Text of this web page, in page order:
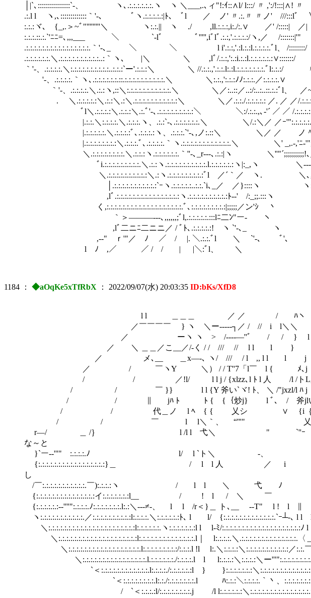
│|`､::::::::::::::::`-、 ヽ､.:.:.:.:.:.:.ヽ ヽ ＼___,.､ィ"!:ｲ::∧l/ l:::/ 〃
.:.l l ヽ,､:::::::::::::｀'-､ ﾞヽ.:.:.:.:.:|ﾄ､ ﾞl ／ ノ' 〃
:.:.:ヾ､ {_,.＞~ﾞ"'''''''''＼ ヽ:.:.|| ヽ ./ ,ll.:.:.:,i:./:.∨ ／'
:.:.:.::.:.`'ﾆﾆ=､,,,___ ＼ `-lﾞ ￣ﾞ''''',iﾞlﾞ.:.:,'.:.:.:.:/ヽ,／ /
.:.:.:.:.:.:.:.:.:.:.:.:.:.:.:.:.｀'‐､_ ＼ ＼ l i'.:.:,'.:l.:.:l.:.:.:.:.ﾞl、 /
.:.:.:.:.:.:.＼.:.:.:.:.:.:.:.:.:.:..:｀ヽ､ |＼ ＼ ,lﾞ/
｀'-、.:.:.:.:.＼:.:.:.:.:.:.:.:.:.:..:.:.:`ー'.:.:.:＼ ＼ //.:.:.,'.:.:.l:.:l.:.:.:.:.:.:.:.ﾞl:.:.:/
'-、.:.:.:.:.｀ヽ､.:.:.:.:.:.:.::.:.:.:.:.:.:.:.:.:.:.＼ ＼:.:.,':.:.:ﾉﾉ:.:.:.／:.:.:.:.∨
｀'-、.:.:.:.:.＼.:.:ヽ,::＼:.:.:.:.:.:.:.:.:.:.:.＼ ＼／:..::／..:/:..:..::.:.:ﾞl、 ／~i
. ＼.:.:.:.:.:＼.:.:＼.:＼.:.:.:.:.:.:.:.:.:.:.:＼ ＼／.:.:./.:.:.:.:.: ／. ／ ／/
ﾞl＼.:.:.:.:＼.:.:.:＼.:.ﾞ'‐､.:.:.:.:.:.:.:.:.:＼ ＼:/.:.:.,､-'´ ／ ／ /.:.:.:.:.
|.:.:.＼:.:.:.:.＼.:.:.:.ヽ、.:.:`‐､.:.:.:.:.:.:.＼ ＼/.:＼／ ／ｰ'":.:.:.:.:.
|.:.:.:.:.:.＼.:.:.:.:ﾞ､.:.:.:.:ヽ、.:.:.:.`'‐､,ノ:.::＼ ＼／ ／ ノ＾
|.:.:.:.:.:.:.:.:＼.:.:.:.ﾞ､.:.:.:.:.｀ヽ.:.:.:.:.:.:.:.:.:.:.:.:.＼ ＼
＼.:.:.:.:.:.:.:.:.＼.:.:.:ヽ.:.:.:.:.:.:.｀''‐､_r‐‐‐､.:.:|ヽ
ﾞi.:.:.:.:.:.:.:.:.:.＼.:.:ヽ.:.:.:.:.:.:.:.:.:.:.l.:.:.:.:.:.:ヽ|:_,ヽ
＼.:.:.:.:.:.:.:.:.:.:＼.:ヽ.:.:.:.:.:.:.:.:.:ﾞl ／´｀／ ヽ. ＼､, _,.
│.:.:.:.:.:.:.:.:.:.:.:`ｰヽ.:.:.:.:.:..:.:.`i､_／ ／}::::ヽ ヽ
,lﾞ.:.:.:.:.:.:.:.:.:.:.:.:.:.:.:.:ヽ.:.:.:.:.:.:.:.:.:.:ﾄ--' /:_;;.:::ヽ
く,:.:.:.:.:.:.:.:.:.:.:.:.:.:.:.:.:.:.:.ﾞ､:.:.:.:.:.:.:.:.:|;;;;;／ン'ｼ
｀＞―――---､,,,,,,;ﾞl,.:.:.:.:.:.:::lﾆ二ﾝ"ー-
,lﾞ二ニﾆ二ニニ／ / ﾞﾄ､.:.:.:.:.:! ヽ `'‐､_
,-‐" ｒ'"／ ﾉ ／ / |. ＼.:.:.ﾞl ＼ `'‐､ ﾞ'､
l ﾉ￣,／ ／ / / | |＼:ﾞl、 ＼
1184 ： ◆aOqKe5xTfRbX ： 2022/09/07(水) 20:03:35 ID:bKs/XfD8
l l ＿＿＿ ／ ／ / ﾊヽ `
／￣￣￣￣ } ヽ ＼ー----‐┐／ / // i l＼＼
／ ーヽ ヽ > /----―''ﾞ / / } l ヽ
／ ＼ ＿＿／こ__／/-く / / /// // l l l }
／ メ､__ ＿x―-､ ヽ/ /// / l ,, l l l
／ / ￣ヽY ＼） / / T''7「l￣ l
/ / ／!l/ l l j / {xlzz､l ﾄ l 人 /l /ト
/ / ￣ }} l l {Y 斧い`ヾ! ﾄ、 ＼ /"jxzl/l
/ / ∥ jﾊ ﾄ ﾄ { {｛炒j} ゝl ﾞ､ / 斧jlい
/ / 代＿ノ l ﾍ { { 乂シ ∨ {i｛炒ｿ ﾉ"/
/ / ￣ l l＼｀、 “'''" 乂;シ ノ
r―/ ＿ /｝ l /l l 弋＼ " `''ｰ ／ ／/ 体育祭
な～と
}`ー-‐'''"￣:.:.:.:.ﾉ l/ l `ト
{:.:.:.:.:.:.:.:.:.:.:.:.:.:.:.:.:}＿ / l l 人 ／ i =彡/ //
し
/￣:.:.:.:.:.:.:.:.:.:.:.￣):.:.:.:ヽ /
{:.:.:.:.:.:.:.:.:.:.:.:.:.:.:イ:.:.:.:.:.:.:l__ / ! l / ＼
{:.:.:.:.:.:-‐''''":.:.:.:.ﾉ:.:.:.:.:.:.:.l:.:＼--‐≠-、 l l /r
ヽ:.:.:.:.:.:.:.:.:.:.:.／:.:.:.:.:.:.:.:.:.:l:.:.:.:.＼:.:.:.:.:.:ﾄ､ l l/
＼:.:.:.:.:.:.:.:.:.:.:.:.:.:.:.:.:.:.:.:.:.:l:.:.:.:.:.:.ヽ:.:.:.:.:.:.:l l l-ﾐ/
＼:.:.:.:.:.:.:.:.:.:.:.:.:.:.:.:.:.:.:.:l:.:.:.:.:.:.:.:.:.:.:.:.:.:.l｜ l:.:.:.:.＼
＼:.:.:.:.:.:.:.:.:.:.:.:.:.:.:.:.:.:.l:.:.:.:.:.:.:.:.:/:.:.:.l !l l:.＼:.:.:.:＼:.:.:.:.:.:.:.:.:.:.:／
＼:.:.:.:.:.:.:.:.:.:.:.:.:.:.:.:.l.:.:.:.:.:.:./:.:.:.:.l l l:.:.:.:＼:.:.:.:＼ー
`＜:.:.:.:.:.:.:.:.:.:.:.:.l:.:.:.:./:.:.:.:.:.:l } }:.:.:.:.:.:.:＼
`＜:.:.:.:.:.:.:.:.l:.:./:.:.:.:.:.:.:.l ﾊ:.:.:＼:.:.:.:.｀丶、
/ `＜:.:.:.:l/:.:.:.:.:.:.:.:.j /l l:.:.:.:.:.:＼